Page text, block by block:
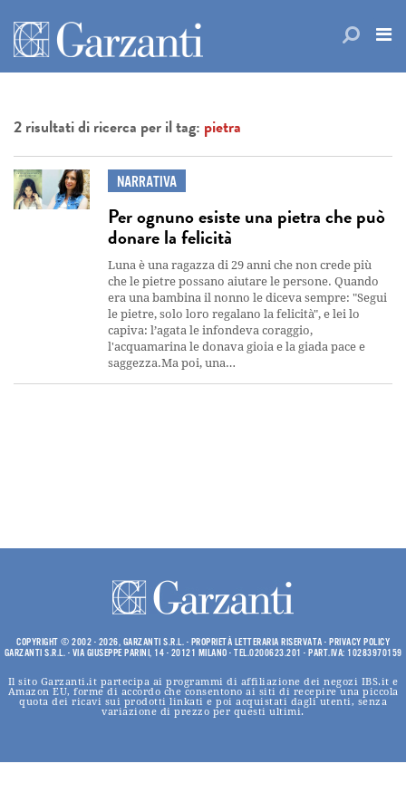
2 risultati di ricerca per il tag: pietra
NARRATIVA
Per ognuno esiste una pietra che può
donare la felicità
Luna è una ragazza di 29 anni che non crede più
che le pietre possano aiutare le persone. Quando
era una bambina il nonno le diceva sempre: "Segui
le pietre, solo loro regalano la felicità", e lei lo
capiva: l’agata le infondeva coraggio,
l'acquamarina le donava gioia e la giada pace e
saggezza.Ma poi, una…
COPYRIGHT © 2002 - 2026, GARZANTI S.R.L. - PROPRIETÀ LETTERARIA RISERVATA - PRIVACY POLICY
GARZANTI S.R.L. - VIA GIUSEPPE PARINI, 14 - 20121 MILANO - TEL.0200623.201 - PART.IVA: 10283970159
Il sito Garzanti.it partecipa ai programmi di affiliazione dei negozi IBS.it e
Amazon EU, forme di accordo che consentono ai siti di recepire una piccola
quota dei ricavi sui prodotti linkati e poi acquistati dagli utenti, senza
variazione di prezzo per questi ultimi.